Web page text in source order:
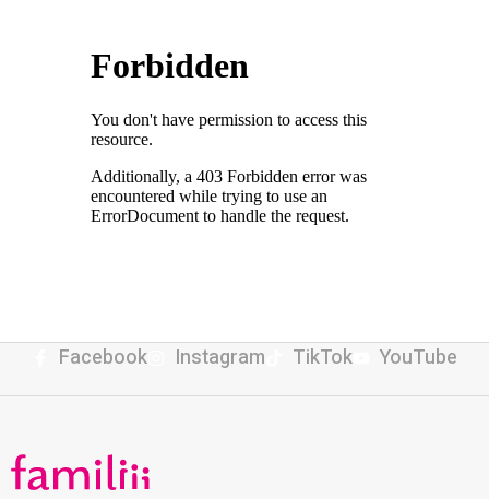
Facebook Instagram TikTok YouTube